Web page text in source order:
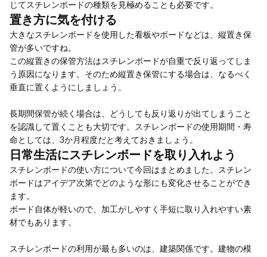
じてスチレンボードの種類を見極めることも必要です。
置き方に気を付ける
大きなスチレンボードを使用した看板やボードなどは、縦置き保
管が多いですね。
この縦置きの保管方法はスチレンボードが自重で反り返ってしま
う原因になります。そのため縦置き保管にする場合は、なるべく
垂直に置くようにしましょう。
長期間保管が続く場合は、どうしても反り返りが出てしまうこと
を認識して置くことも大切です。スチレンボードの使用期間・寿
命としては、3か月程度だと考えておきましょう。
日常生活にスチレンボードを取り入れよう
スチレンボードの使い方について今回はまとめました。スチレン
ボードはアイデア次第でどのような形にも変化させることができ
ます。
ボード自体が軽いので、加工がしやすく手短に取り入れやすい素
材でもあります。
スチレンボードの利用が最も多いのは、建築関係です。建物の模